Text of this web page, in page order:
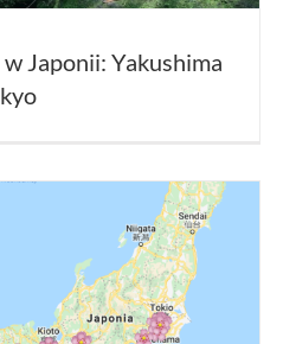
Japonii: Yakushima